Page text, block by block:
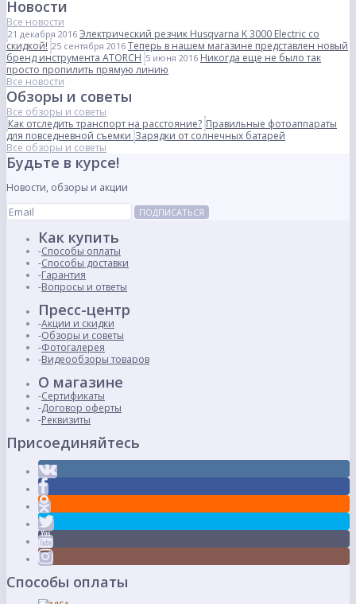
Новости
Все новости
21 декабря 2016 Электрический резчик Husqvarna K 3000 Electric со
скидкой! 25 сентября 2016 Теперь в нашем магазине представлен новый
бренд инструмента ATORCH 5 июня 2016 Никогда еще не было так
просто пропилить прямую линию
Все новости
Обзоры и советы
Все обзоры и советы
Как отследить транспорт на расстояние? Правильные фотоаппараты
для повседневной съемки Зарядки от солнечных батарей
Все обзоры и советы
Будьте в курсе!
Новости, обзоры и акции
ПОДПИСАТЬСЯ
Как купить
Способы оплаты
Способы доставки
Гарантия
Вопросы и ответы
Пресс-центр
Акции и скидки
Обзоры и советы
Фотогалерея
Видеообзоры товаров
О магазине
Сертификаты
Договор оферты
Реквизиты
Присоединяйтесь
Способы оплаты